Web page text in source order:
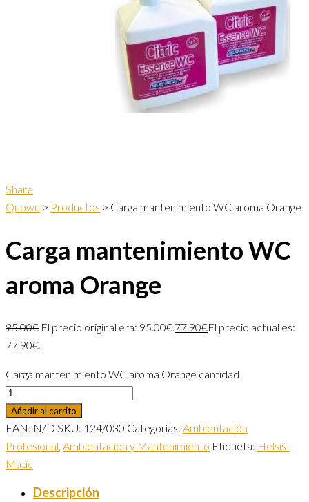
Share
Quowu > Productos > Carga mantenimiento WC aroma Orange
Carga mantenimiento WC
aroma Orange
95.00€ El precio original era: 95.00€.77.90€El precio actual es:
77.90€.
Carga mantenimiento WC aroma Orange cantidad
Añadir al carrito
EAN: N/D SKU: 124/030 Categorías: Ambientación
Profesional, Ambientación y Mantenimiento Etiqueta: Helsis-
Matic
Descripción